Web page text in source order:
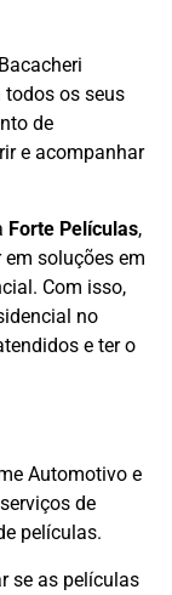
os seus
de
e acompanhar
Forte Películas,
soluções em
Com isso,
no
e ter o
Automotivo e
de
películas.
se as películas